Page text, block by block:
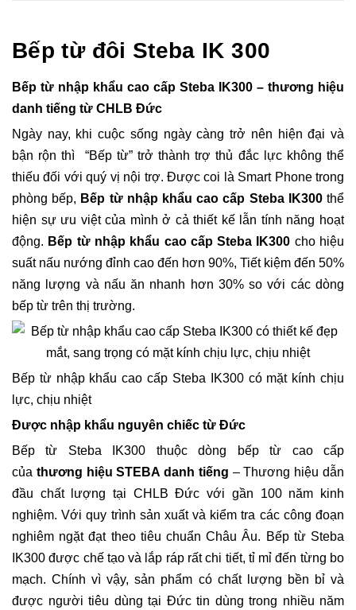
Bếp từ đôi Steba IK 300
Bếp từ nhập khẩu cao cấp Steba IK300 – thương hiệu
danh tiếng từ CHLB Đức
Ngày nay, khi cuộc sống ngày càng trở nên hiện đại và
bận rộn thì “Bếp từ” trở thành trợ thủ đắc lực không thể
thiếu đối với quý vị nội trợ. Được coi là Smart Phone trong
phòng bếp, Bếp từ nhập khẩu cao cấp Steba IK300thể
hiện sự ưu việt của mình ở cả thiết kế lẫn tính năng hoạt
động. Bếp từ nhập khẩu cao cấp Steba IK300 cho hiệu
suất nấu nướng đỉnh cao đến hơn 90%, Tiết kiệm đến 50%
năng lượng và nấu ăn nhanh hơn 30% so với các dòng
bếp từ trên thị trường.
Bếp từ nhập khẩu cao cấp Steba IK300 có mặt kính chịu
lực, chịu nhiệt
Được nhập khẩu nguyên chiếc từ Đức
Bếp từ Steba IK300 thuộc dòng bếp từ cao cấp
của thương hiệu STEBA danh tiếng – Thương hiệu dẫn
đầu chất lượng tại CHLB Đức với gần 100 năm kinh
nghiệm. Với quy trình sản xuất và kiểm tra các công đoạn
nghiêm ngặt đạt theo tiêu chuẩn Châu Âu. Bếp từ Steba
IK300 được chế tạo và lắp ráp rất chi tiết, tỉ mỉ đến từng bo
mạch. Chính vì vậy, sản phẩm có chất lượng bền bỉ và
được người tiêu dùng tại Đức tin dùng trong nhiều năm